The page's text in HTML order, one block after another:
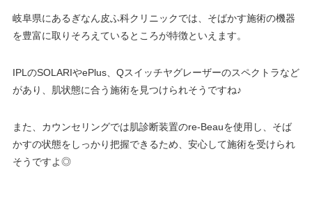
岐阜県にあるぎなん皮ふ科クリニックでは、そばかす施術の機器
を豊富に取りそろえているところが特徴といえます。
IPLのSOLARIやePlus、Qスイッチヤグレーザーのスペクトラなど
があり、肌状態に合う施術を見つけられそうですね♪
また、カウンセリングでは肌診断装置のre-Beauを使用し、そば
かすの状態をしっかり把握できるため、安心して施術を受けられ
そうですよ◎